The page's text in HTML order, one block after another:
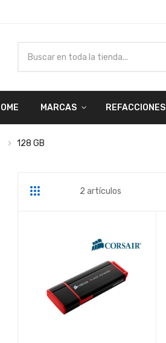
MARCAS REFACCIONES
128 GB
Parrilla 2 artículos